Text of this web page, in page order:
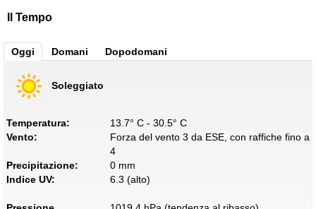
Il Tempo
Oggi Domani Dopodomani
Soleggiato
Temperatura:
13.7° C - 30.5° C
Vento:
Forza del vento 3 da ESE, con raffiche fino a
4
Precipitazione:
0 mm
Indice UV:
6.3 (alto)